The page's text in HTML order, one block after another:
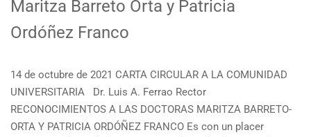
Maritza Barreto Orta y Patricia
Ordóñez Franco
14 de octubre de 2021 CARTA CIRCULAR A LA COMUNIDAD
UNIVERSITARIA Dr. Luis A. Ferrao Rector
RECONOCIMIENTOS A LAS DOCTORAS MARITZA BARRETO-
ORTA Y PATRICIA ORDÓÑEZ FRANCO Es con un placer